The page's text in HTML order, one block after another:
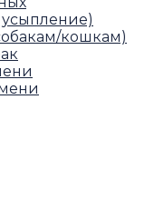
усыпление)
кошкам)